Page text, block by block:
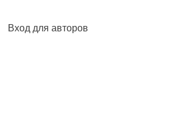
Вход для авторов